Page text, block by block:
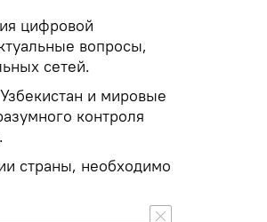
цифровой
вопросы,
сетей.
и мировые
контроля
страны, необходимо